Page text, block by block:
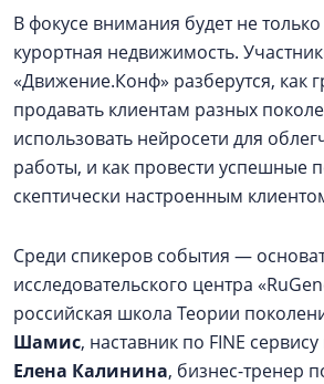
В фокусе внимания будет не
курортная недвижимость.
«Движение.Конф» разберутся, как
продавать клиентам разных
использовать нейросети для
работы, и как провести успешные
скептически настроенным
Среди спикеров события —
исследовательского центра
российская школа Теории
Шамис, наставник по FINE
Елена Калинина, бизнес-тренер